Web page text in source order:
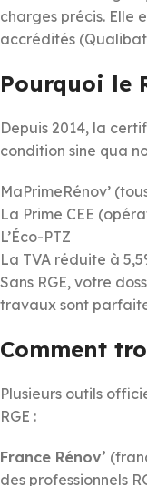
charges précis. Elle
accrédités
Pourquoi le
Depuis 2014, la
condition sine qua
MaPrimeRénov’
La Prime CEE
L’Éco-PTZ
La TVA réduite à
Sans RGE, votre
travaux sont
Comment
Plusieurs outils
RGE :
France Rénov’
des professionnels